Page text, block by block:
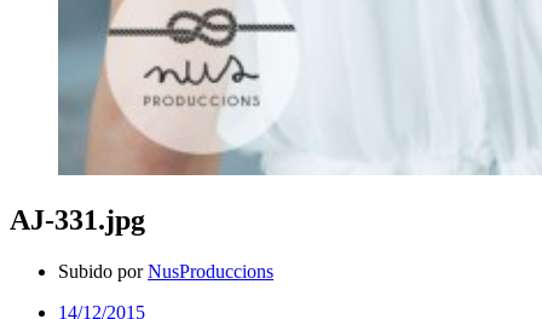
AJ-331.jpg
Subido porNusProduccions
14/12/2015